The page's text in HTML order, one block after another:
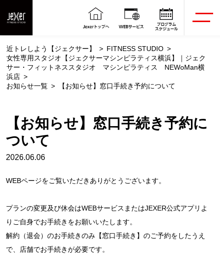
近トレしよう【ジェクサー】
FITNESS STUDIO
女性専用スタジオ【ジェクサーマシンピラティス横浜】｜ジェク
サー・フィットネススタジオ マシンピラティス NEWoMan横
浜店
お知らせ一覧
【お知らせ】窓口手続き予約について
【お知らせ】窓口手続き予約に
ついて
2026.06.06
WEBページをご覧いただきありがとうございます。
プランの変更及び休会はWEBサービスまたはJEXER公式アプリよ
りご自身でお手続きをお願いいたします。
解約（退会）のお手続きのみ【窓口手続き】のご予約をしたうえ
で、店舗でお手続きが必要です。